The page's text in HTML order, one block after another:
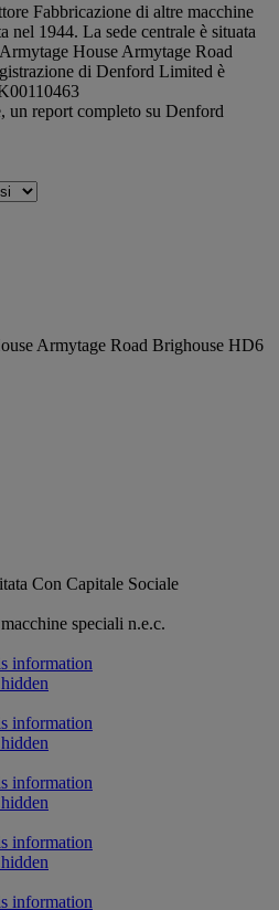
Fabbricazione di altre macchine
nel 1944. La sede centrale è situata
House Armytage Road
di Denford Limited è
un report completo su Denford
Armytage Road Brighouse HD6
Con Capitale Sociale
speciali n.e.c.